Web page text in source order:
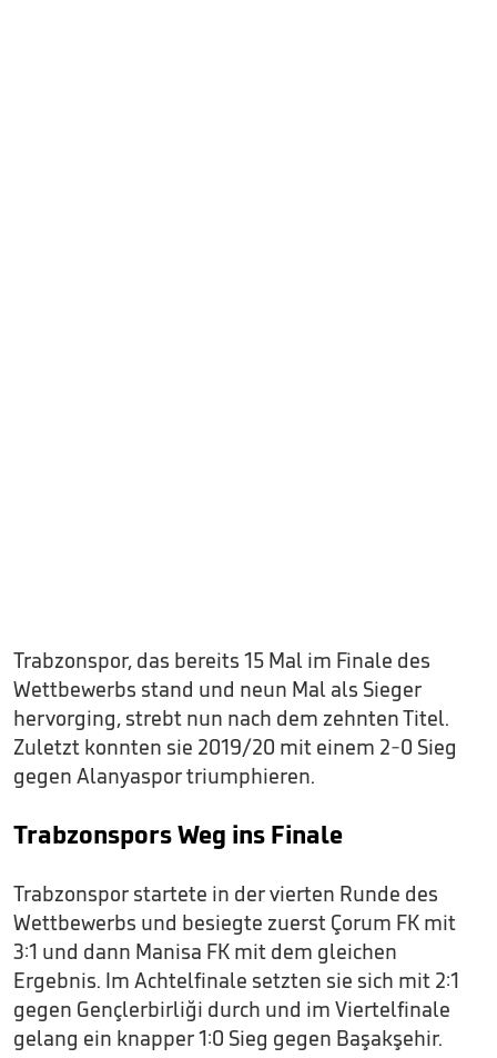
Trabzonspor, das bereits 15 Mal im Finale des
Wettbewerbs stand und neun Mal als Sieger
hervorging, strebt nun nach dem zehnten Titel.
Zuletzt konnten sie 2019/20 mit einem 2-0 Sieg
gegen Alanyaspor triumphieren.
Trabzonspors Weg ins Finale
Trabzonspor startete in der vierten Runde des
Wettbewerbs und besiegte zuerst Çorum FK mit
3:1 und dann Manisa FK mit dem gleichen
Ergebnis. Im Achtelfinale setzten sie sich mit 2:1
gegen Gençlerbirliği durch und im Viertelfinale
gelang ein knapper 1:0 Sieg gegen Başakşehir.